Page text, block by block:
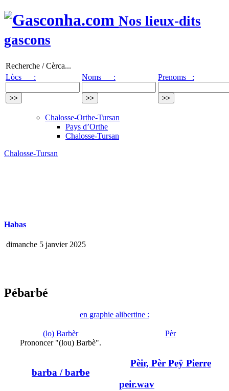
Nos lieux-dits
gascons
Recherche / Cèrca...
Lòcs :
Noms : Prenoms :
Chalosse-Orthe-Tursan
Pays d’Orthe
Chalosse-Tursan
Chalosse-Tursan
Habas
dimanche 5 janvier 2025
Pébarbé
en graphie alibertine :
(lo) Barbèr
Prononcer "(lou) Barbè".
barba / barbe
Pèr
Pèir, Pèr Peÿ Pierre
peir.wav